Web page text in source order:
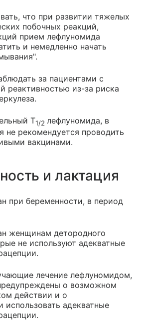
что при развитии тяжелых
побочных реакций,
прием лефлуномида
и немедленно начать
за пациентами с
реактивностью из-за риска
T1/2 лефлуномида, в
не рекомендуется проводить
вакцинами.
и лактация
при беременности, в период
женщинам детородного
не используют адекватные
лечение лефлуномидом,
о возможном
действии и о
использовать адекватные